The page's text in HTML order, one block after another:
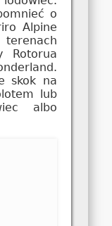
o
Alpine
Rotorua
skok na
lub
albo